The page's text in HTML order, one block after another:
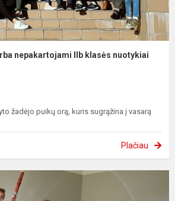
nepakartojami IIb klasės nuotykiai
žadėjo puikų orą, kuris sugrąžina į vasarą
Plačiau